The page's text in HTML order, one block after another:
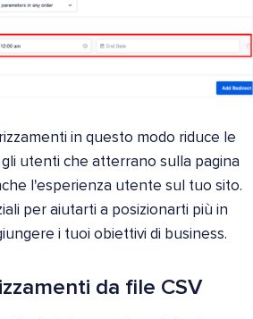
in questo modo riduce le
utenti che atterrano sulla pagina
l'esperienza utente sul tuo sito.
per aiutarti a posizionarti più in
i tuoi obiettivi di business.
da file CSV